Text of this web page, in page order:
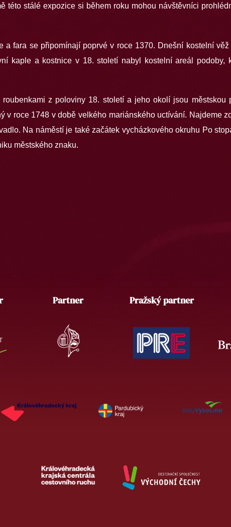
této stálé expozice si během roku mohou návštěvníci
a fara se připomínají poprvé v roce 1370. Dnešní kostelní
kaple a kostnice v 18. století nabyl kostelní areál
roubenkami z poloviny 18. století a jeho okolí jsou
v roce 1748 v době velkého mariánského uctívání. Najdeme
Na náměstí je také začátek vycházkového okruhu Po
městského znaku.
Partner Pražský partner